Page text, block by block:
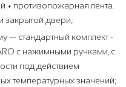
+ противопожарная лента.
закрытой двери;
— стандартный комплект -
с нажимными ручками, с
под действием
температурных значений;